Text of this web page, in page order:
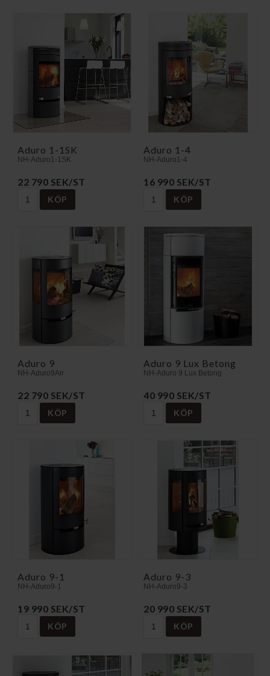
Aduro 1-1SK
NH-Aduro1-1SK
22 790 SEK/ST
KÖP
Aduro 1-4
NH-Aduro1-4
16 990 SEK/ST
KÖP
Aduro 9
NH-Aduro9Air
22 790 SEK/ST
KÖP
Aduro 9 Lux Betong
NH-Aduro 9 Lux Betong
40 990 SEK/ST
KÖP
Aduro 9-1
NH-Aduro9-1
19 990 SEK/ST
KÖP
Aduro 9-3
NH-Aduro9-3
20 990 SEK/ST
KÖP